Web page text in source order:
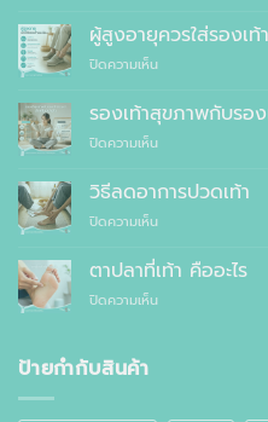
เหตุผล
คุณ
สั่ง
ตัด
รองเท้า
สุขภาพ
สำเร็จรูป
ทั่วไป
ผู้สูงอายุควรใส่รองเท้
ปิดความเห็นบน
สูง
อายุ
ควร
รองเท้า
ไหน
รองเท้าสุขภาพกับรอ
ปิดความเห็นบน
สุขภาพ
กับ
รองเท้า
ต่าง
อย่างไร
วิธีลดอาการปวดเท้า
ปิดความเห็นบน
ลด
อาการ
ปวด
ตาปลาที่เท้า คืออะไร
ปิดความเห็นบน
ป้ายกำกับสินค้า